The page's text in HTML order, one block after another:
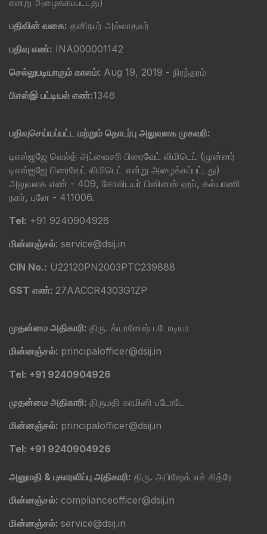
என்று அழைக்கப்பட்டது)
பதிவின் வகை: தனிநபர் அல்லாதவர்
பதிவு எண்: INA000001142
செல்லுபடியாகும் காலம்: Aug 19, 2019 - நிரந்தரம்
பிஎஸ்இ பட்டியல் எண்:1346
பதிவுசெய்யப்பட்ட மற்றும் தொடர்பு அலுவலக முகவரி:
டிஎஸ்ஐஜே வெல்த் அட்வைசரி பிரைவேட் லிமிடெட் (முன்னர்
டிஎஸ்ஐஜே பிரைவேட் லிமிடெட் என்று அழைக்கப்பட்டது)
அலுவலக எண் - 409, சோலிடயர் பிஸினஸ் ஹப், கல்யாணி
நகர், புனே - 411006.
Tel: +91 9240904926
மின்னஞ்சல்: service@dsij.in
CIN No.: U22120PN2003PTC239888
GST எண்: 27AACCR4303G1ZP
முதன்மை அதிகாரி: திரு. க்யானேஷ் படோடியா
மின்னஞ்சல்: principalofficer@dsij.in
Tel: +91 9240904926
முதன்மை அதிகாரி: திருமதி காமினி படோடே
மின்னஞ்சல்: principalofficer@dsij.in
Tel: +91 9240904926
அனுமதி & புகாரளிப்பு அதிகாரி: திரு. அபிஷேக் எச் சித்ரே
மின்னஞ்சல்: complianceofficer@dsij.in
மின்னஞ்சல்: service@dsij.in